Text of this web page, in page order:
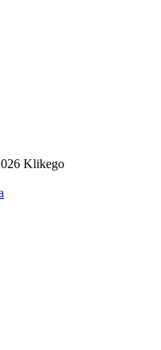
Klikego